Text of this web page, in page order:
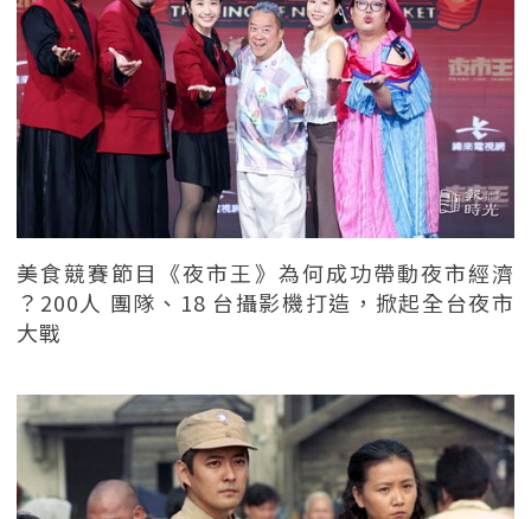
美食競賽節目《夜市王》為何成功帶動夜市經濟
？200人 團隊、18 台攝影機打造，掀起全台夜市
大戰